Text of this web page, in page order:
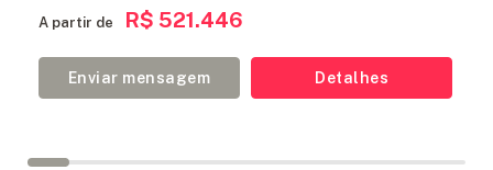
A partir de R$ 521.446
Enviar mensagem Detalhes